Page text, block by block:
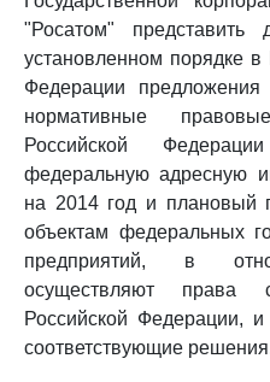
"Росатом"
установленном порядке в
Федерации
нормативные
Российской
федеральную адресную
на 2014 год и плановый
объектам федеральных
предприятий, в
осуществляют права
Российской Федерации,
соответствующие